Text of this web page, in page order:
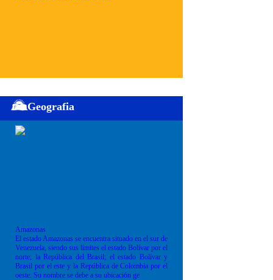
Geografia
Amazonas
El estado Amazonas se encuentra situado en el sur de
Venezuela, siendo sus límites el estado Bolívar por el
norte; la República del Brasil; el estado Bolívar y
Brasil por el este y la República de Colombia por el
oeste. Su nombre se debe a su ubicación ge